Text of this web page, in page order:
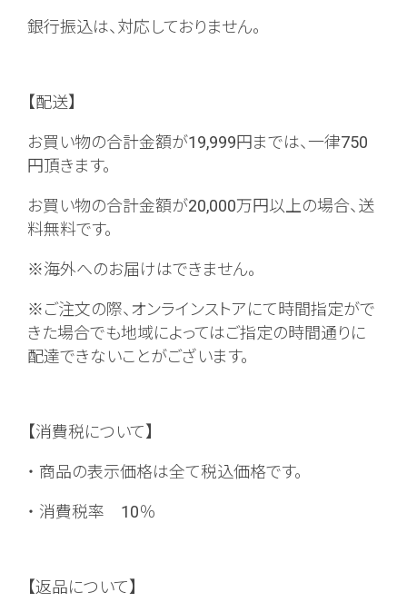
銀行振込は、対応しておりません。
【配送】
お買い物の合計金額が19,999円までは、一律750
円頂きます。
お買い物の合計金額が20,000万円以上の場合、送
料無料です。
※海外へのお届けはできません。
※ご注文の際、オンラインストアにて時間指定がで
きた場合でも地域によってはご指定の時間通りに
配達できないことがございます。
【消費税について】
・ 商品の表示価格は全て税込価格です。
・ 消費税率 10％
【返品について】